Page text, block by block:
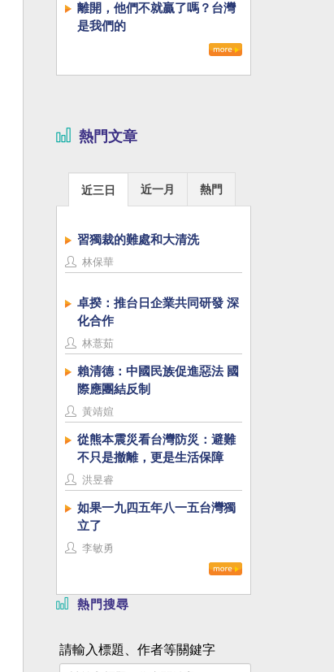
離開，他們不就贏了嗎？台灣
是我們的
熱門文章
近三日 近一月 熱門
習獨裁的難處和大清洗
林保華
卓揆：推台日企業共同研發 深
化合作
林薏茹
賴清德：中國民族促進惡法 國
際應團結反制
黃靖媗
從熊本震災看台灣防災：避難
不只是撤離，更是生活保障
洪昱睿
如果一九四五年八一五台灣獨
立了
李敏勇
熱門搜尋
請輸入標題、作者等關鍵字